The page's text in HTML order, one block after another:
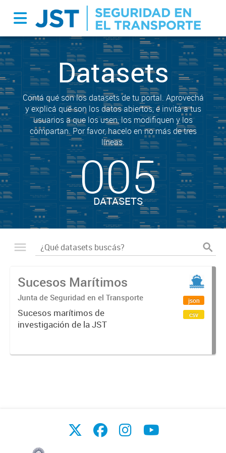
Datasets
Contá qué son los datasets de tu portal. Aprovechá
y explicá qué son los datos abiertos, e invitá a tus
usuarios a que los usen, los modifiquen y los
compartan. Por favor, hacelo en no más de tres
líneas.
005
DATASETS
Sucesos Marítimos
Junta de Seguridad en el Transporte
Sucesos marítimos de
investigación de la JST
json
csv